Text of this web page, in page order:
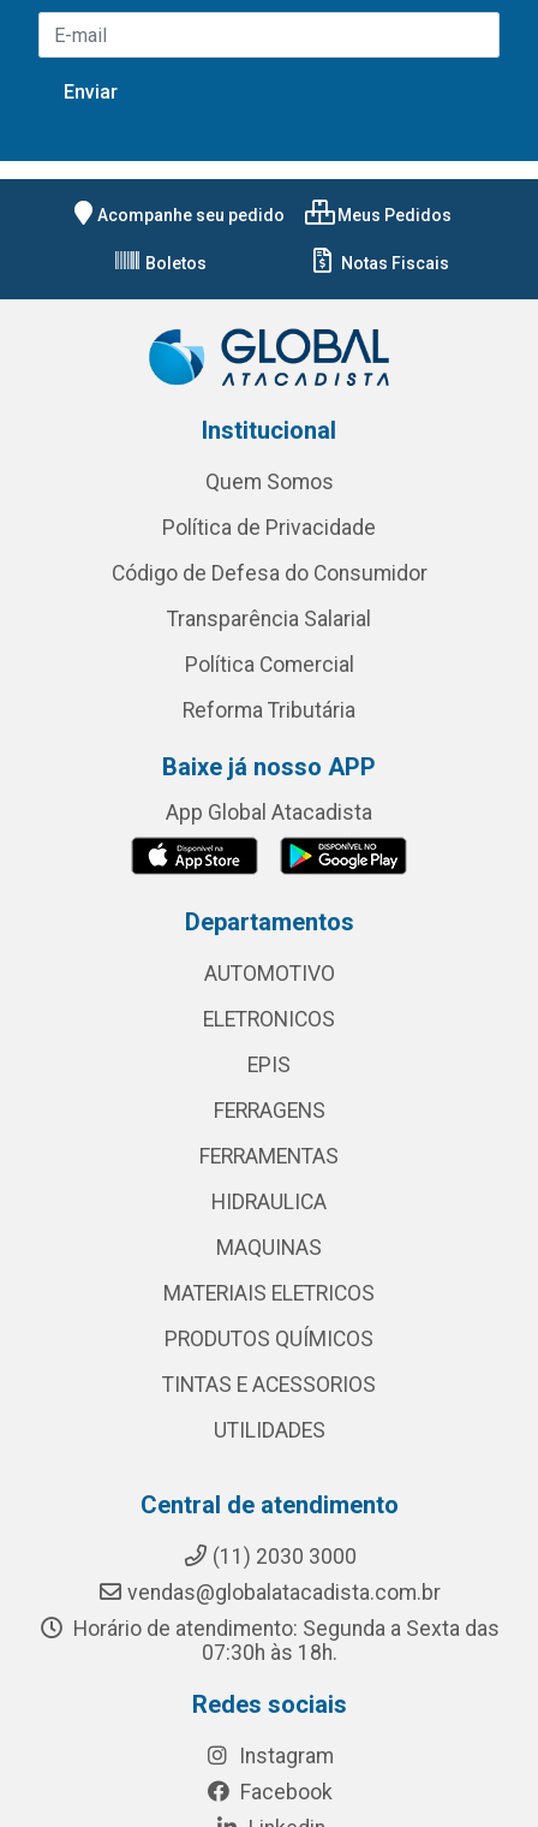
Acompanhe seu pedido Meus Pedidos
Boletos Notas Fiscais
Institucional
Quem Somos
Política de Privacidade
Código de Defesa do Consumidor
Transparência Salarial
Política Comercial
Reforma Tributária
Baixe já nosso APP
App Global Atacadista
Departamentos
AUTOMOTIVO
ELETRONICOS
EPIS
FERRAGENS
FERRAMENTAS
HIDRAULICA
MAQUINAS
MATERIAIS ELETRICOS
PRODUTOS QUÍMICOS
TINTAS E ACESSORIOS
UTILIDADES
Central de atendimento
(11) 2030 3000
vendas@globalatacadista.com.br
Horário de atendimento: Segunda a Sexta das
07:30h às 18h.
Redes sociais
Instagram
Facebook